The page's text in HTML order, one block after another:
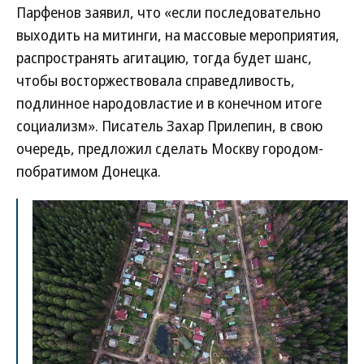
Парфенов заявил, что «если последовательно
выходить на митинги, на массовые мероприятия,
распространять агитацию, тогда будет шанс,
чтобы восторжествовала справедливость,
подлинное народовластие и в конечном итоге
социализм». Писатель Захар Прилепин, в свою
очередь, предложил сделать Москву городом-
побратимом Донецка.